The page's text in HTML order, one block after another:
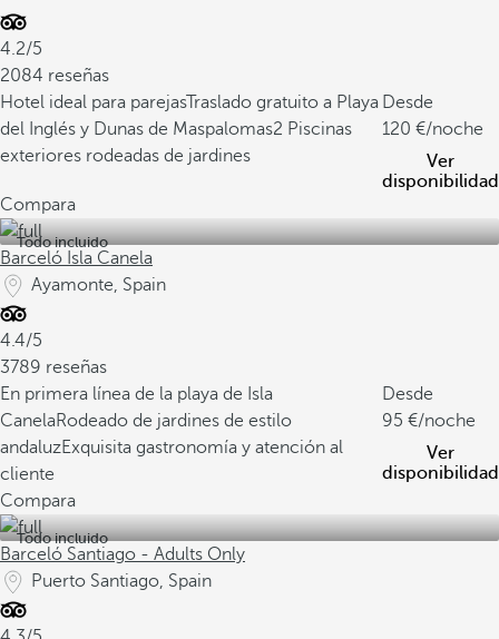
4.2/5
2084 reseñas
Hotel ideal para parejasTraslado gratuito a Playa
del Inglés y Dunas de Maspalomas2 Piscinas
exteriores rodeadas de jardines
Desde
120
/noche
Ver
disponibilidad
Compara
Todo incluido
Barceló Isla Canela
Ayamonte, Spain
4.4/5
3789 reseñas
En primera línea de la playa de Isla
CanelaRodeado de jardines de estilo
andaluzExquisita gastronomía y atención al
cliente
Desde
95
/noche
Ver
disponibilidad
Compara
Todo incluido
Barceló Santiago - Adults Only
Puerto Santiago, Spain